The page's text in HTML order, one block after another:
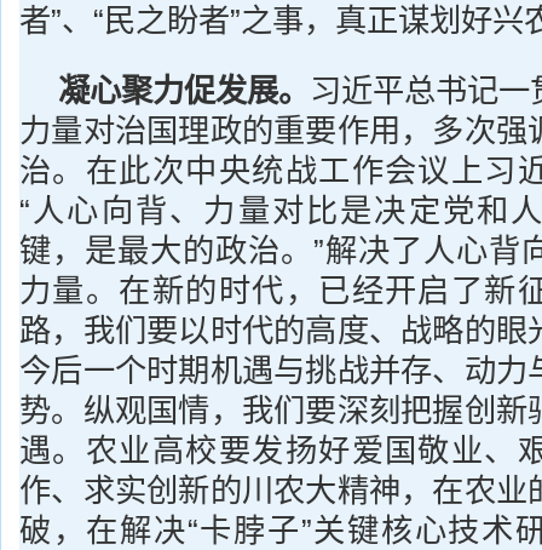
者”、“民之盼者”之事，真正谋划好兴
凝心聚力促发展。 习近平总书记
力量对治国理政的重要作用，多次强
治。在此次中央统战工作会议上习
“人心向背、力量对比是决定党和
键，是最大的政治。”解决了人心背
力量。在新的时代，已经开启了新
路，我们要以时代的高度、战略的眼
今后一个时期机遇与挑战并存、动力
势。纵观国情，我们要深刻把握创新
遇。农业高校要发扬好爱国敬业、
作、求实创新的川农大精神，在农业
破，在解决“卡脖子”关键核心技术